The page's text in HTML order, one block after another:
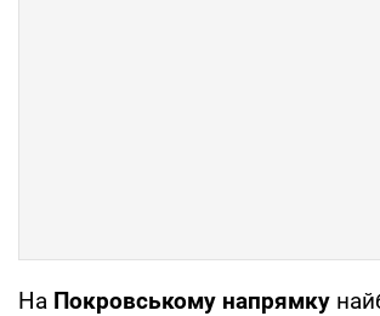
На Покровському напрямку